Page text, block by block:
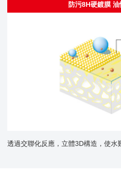
防污8H硬鍍膜
透過交聯化反應，立體3D構造，使水